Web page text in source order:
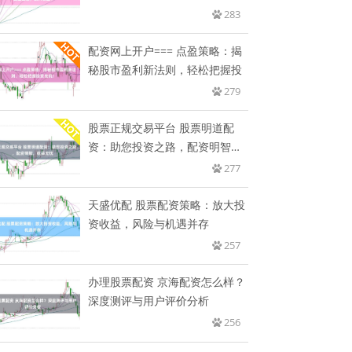
283
配资网上开户=== 点盈策略：揭
秘股市盈利新法则，轻松把握投
279
股票正规交易平台 股票明道配
资：助您投资之路，配资明智，
277
天盛优配 股票配资策略：放大投
资收益，风险与机遇并存
257
办理股票配资 京海配资怎么样？
深度测评与用户评价分析
256